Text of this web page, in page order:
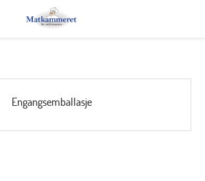
Engangsemballasje